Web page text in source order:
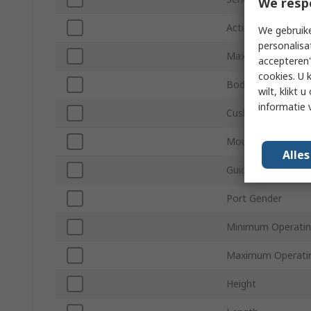
Action Type
Maximum
Body Material
Cushioning Type
Mounting
Guide Type
Port Gender
Minimum
Maximum
Height
We
cookies. U
wilt, klikt u
informatie